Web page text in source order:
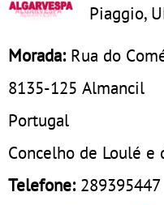
Piaggio,
Morada: Rua do
8135-125 Almancil
Portugal
Concelho de Loulé
Telefone: 289395447